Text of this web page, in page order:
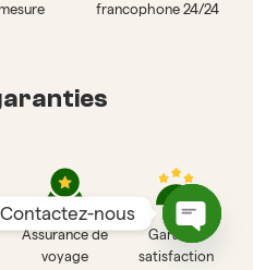
francophone 24/24
Assurance de
voyage
Garantie
satisfaction
Contactez-nous
Open